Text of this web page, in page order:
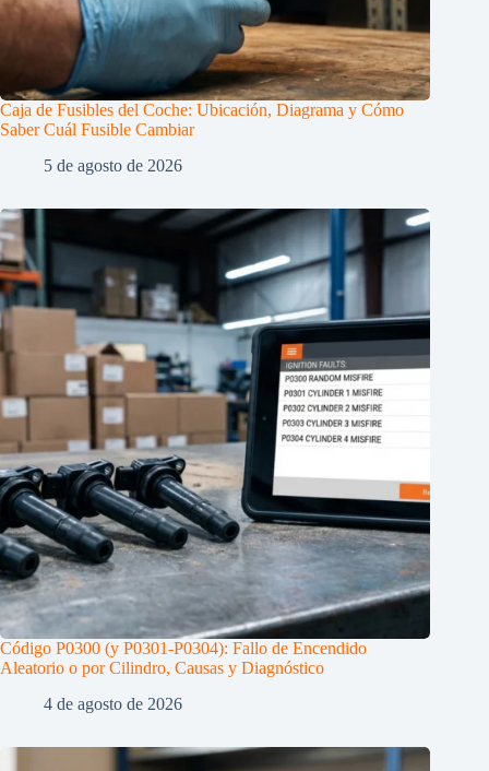
Caja de Fusibles del Coche: Ubicación, Diagrama y Cómo
Saber Cuál Fusible Cambiar
5 de agosto de 2026
Código P0300 (y P0301-P0304): Fallo de Encendido
Aleatorio o por Cilindro, Causas y Diagnóstico
4 de agosto de 2026